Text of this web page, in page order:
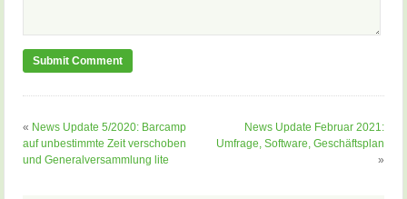
« News Update 5/2020: Barcamp
auf unbestimmte Zeit verschoben
und Generalversammlung lite
News Update Februar 2021:
Umfrage, Software, Geschäftsplan
»